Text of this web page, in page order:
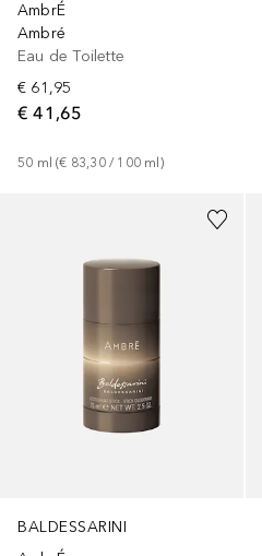
AmbrÉ
Ambré
Eau de Toilette
€ 61,95
€ 41,65
50 ml (€ 83,30 / 100 ml )
BALDESSARINI